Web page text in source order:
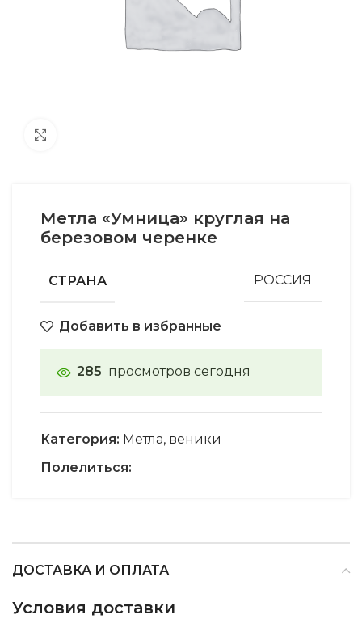
Метла «Умница» круглая на
березовом черенке
СТРАНА РОССИЯ
Добавить в избранные
285 просмотров сегодня
Категория: Метла, веники
Полелиться:
ДОСТАВКА И ОПЛАТА
Условия доставки